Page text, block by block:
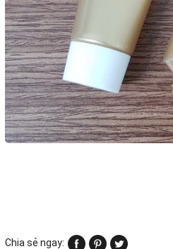
Chia sẻ ngay: